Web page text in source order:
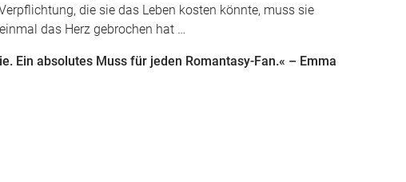
die sie das Leben kosten könnte, muss sie
das Herz gebrochen hat …
Ein absolutes Muss für jeden Romantasy-Fan.« – Emma